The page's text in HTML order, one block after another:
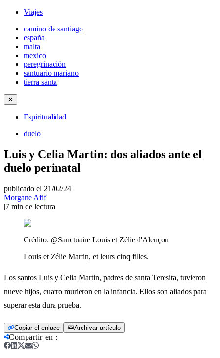
Viajes
camino de santiago
españa
malta
mexico
peregrinación
santuario mariano
tierra santa
✕
Espiritualidad
duelo
Luis y Celia Martin: dos aliados ante el
duelo perinatal
publicado el 21/02/24|
Morgane Afif
|7 min de lectura
Crédito: @Sanctuaire Louis et Zélie d'Alençon
Louis et Zélie Martin, et leurs cinq filles.
Los santos Luis y Celia Martin, padres de santa Teresita, tuvieron
nueve hijos, cuatro murieron en la infancia. Ellos son aliados para
superar esta dura prueba.
Copiar el enlace Archivar artículo
Compartir en :